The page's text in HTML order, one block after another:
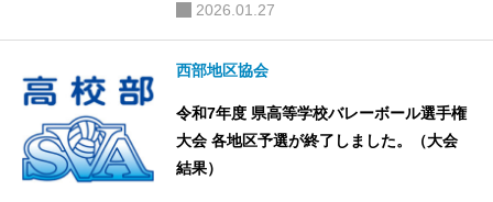
2026.01.27
西部地区協会
令和7年度 県高等学校バレーボール選手権
大会 各地区予選が終了しました。（大会
結果）